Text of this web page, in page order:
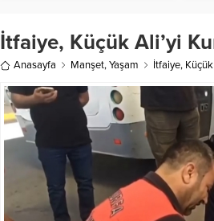
İtfaiye, Küçük Ali’yi
Anasayfa Manşet,Yaşam İtfaiye, Küçük